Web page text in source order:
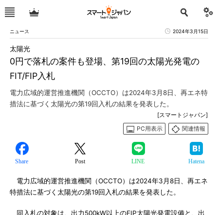
ニュース 2024年3月15日
0円で落札の案件も登場、第19回の太陽光発電の
FIT/FIP入札
太陽光
電力広域的運営推進機関（OCCTO）は2024年3月8日、再エネ特
措法に基づく太陽光の第19回入札の結果を発表した。
[スマートジャパン]
PC用表示
関連情報
Share Post LINE Hatena
電力広域的運営推進機関（OCCTO）は2024年3月8日、再エネ
特措法に基づく太陽光の第19回入札の結果を発表した。
同入札の対象は、出力500kW以上のFIP太陽光発電設備と、出